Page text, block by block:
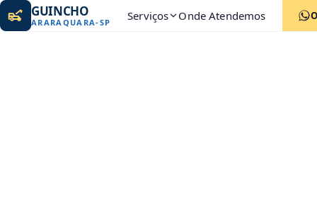
GUINCHO
ARARAQUARA-SP Serviços Onde Atendemos